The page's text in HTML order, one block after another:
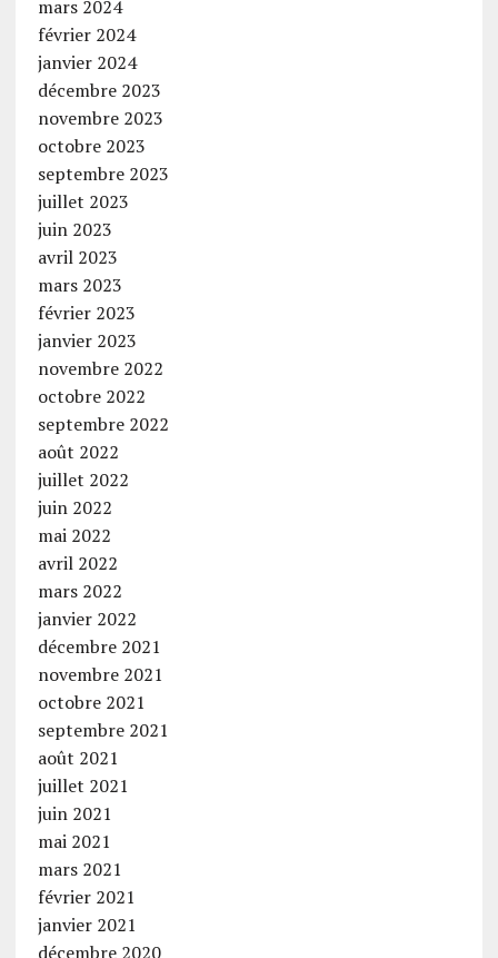
mars 2024
février 2024
janvier 2024
décembre 2023
novembre 2023
octobre 2023
septembre 2023
juillet 2023
juin 2023
avril 2023
mars 2023
février 2023
janvier 2023
novembre 2022
octobre 2022
septembre 2022
août 2022
juillet 2022
juin 2022
mai 2022
avril 2022
mars 2022
janvier 2022
décembre 2021
novembre 2021
octobre 2021
septembre 2021
août 2021
juillet 2021
juin 2021
mai 2021
mars 2021
février 2021
janvier 2021
décembre 2020